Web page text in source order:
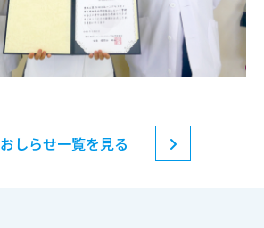
おしらせ一覧を見る